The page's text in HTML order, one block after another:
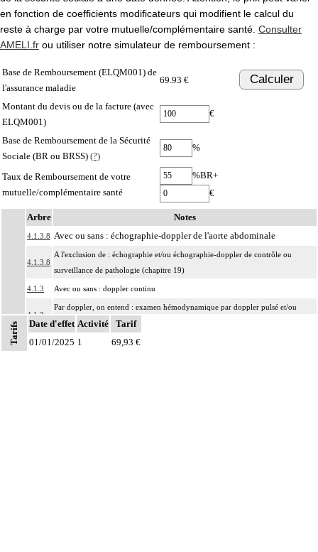
en fonction de coefficients modificateurs qui modifient le calcul du
reste à charge par votre mutuelle/complémentaire santé. Consulter
AMELI.fr ou utiliser notre simulateur de remboursement :
Base de Remboursement (ELQM001) de
l'assurance maladie
69.93 € Calculer
Montant du devis ou de la facture (avec
ELQM001)
€
Base de Remboursement de la Sécurité
Sociale (BR ou BRSS) (?)
%
Taux de Remboursement de votre
mutuelle/complémentaire santé
%BR+
€
Arbre Notes
4.1.3.8 Avec ou sans : échographie-doppler de l'aorte abdominale
4.1.3.8
A l'exclusion de : échographie et/ou échographie-doppler de contrôle ou
surveillance de pathologie (chapitre 19)
4.1.3 Avec ou sans : doppler continu
4.1.3
Par doppler, on entend : examen hémodynamique par doppler pulsé et/ou
doppler couleur.
Par résection-anastomose d'un vaisseau, on entend : résection d'un axe
Tarifs Date d'effet Activité
Tarif
01/01/2025 1 69,93 €